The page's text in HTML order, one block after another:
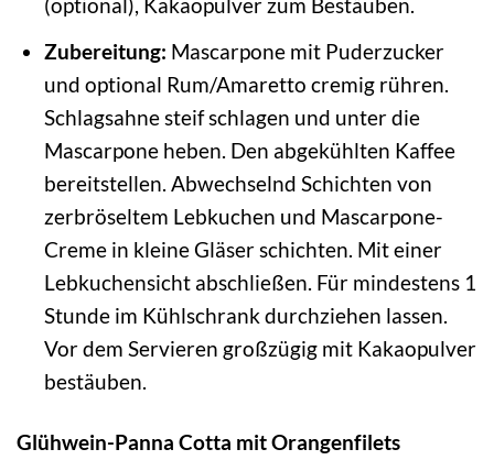
(optional), Kakaopulver zum Bestäuben.
Zubereitung: Mascarpone mit Puderzucker
und optional Rum/Amaretto cremig rühren.
Schlagsahne steif schlagen und unter die
Mascarpone heben. Den abgekühlten Kaffee
bereitstellen. Abwechselnd Schichten von
zerbröseltem Lebkuchen und Mascarpone-
Creme in kleine Gläser schichten. Mit einer
Lebkuchensicht abschließen. Für mindestens 1
Stunde im Kühlschrank durchziehen lassen.
Vor dem Servieren großzügig mit Kakaopulver
bestäuben.
Glühwein-Panna Cotta mit Orangenfilets